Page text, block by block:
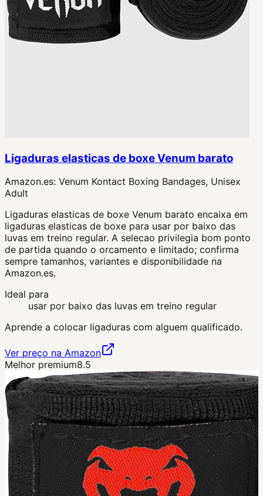
Ligaduras elasticas de boxe Venum barato
Amazon.es: Venum Kontact Boxing Bandages, Unisex
Adult
Ligaduras elasticas de boxe Venum barato encaixa em
ligaduras elasticas de boxe para usar por baixo das
luvas em treino regular. A selecao privilegia bom ponto
de partida quando o orcamento e limitado; confirma
sempre tamanhos, variantes e disponibilidade na
Amazon.es.
Ideal para
usar por baixo das luvas em treino regular
Aprende a colocar ligaduras com alguem qualificado.
Ver preço na Amazon
Melhor premium8.5